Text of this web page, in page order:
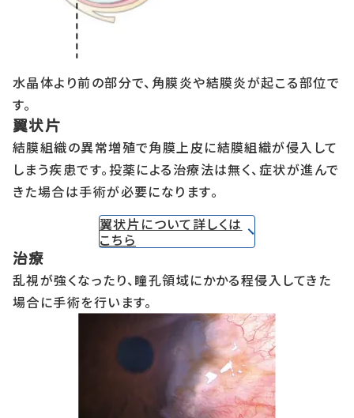
水晶体より前の部分で、角膜炎や結膜炎が起こる部位で
す。
翼状片
結膜組織の異常増殖で角膜上皮に結膜組織が侵入して
しまう疾患です。投薬による治療法は無く、症状が進んで
きた場合は手術が必要になります。
翼状片について詳しくは
こちら
治療
乱視が強くなったり、瞳孔領域にかかる程侵入してきた
場合に手術を行います。